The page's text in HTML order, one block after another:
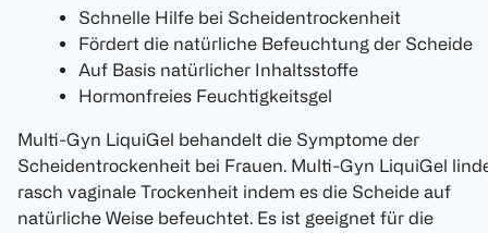
Schnelle Hilfe bei Scheidentrockenheit
Fördert die natürliche Befeuchtung der Scheide
Auf Basis natürlicher Inhaltsstoffe
Hormonfreies Feuchtigkeitsgel
Multi-Gyn LiquiGel behandelt die Symptome der
Scheidentrockenheit bei Frauen. Multi-Gyn LiquiGel
rasch vaginale Trockenheit indem es die Scheide auf
natürliche Weise befeuchtet. Es ist geeignet für die